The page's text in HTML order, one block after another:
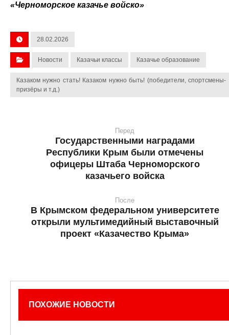
«Черноморское казачье войско»
28.02.2026
Новости Казачьи классы Казачье образование
Казаком нужно стать! Казаком нужно быть! (победители, спортсмены-
призёры и т.д.)
Перед
Государственными наградами
Республики Крым были отмечены
офицеры Штаба Черноморского
казачьего войска
После
В Крымском федеральном университете
открыли мультимедийный выставочный
проект «Казачество Крыма»
ПОХОЖИЕ НОВОСТИ